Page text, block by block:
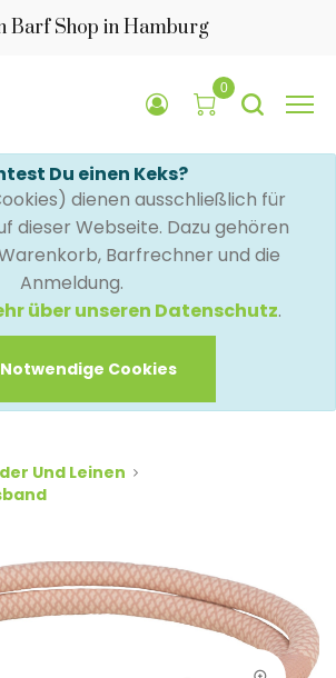
Barf Shop in Hamburg
0
Du einen Keks?
dienen ausschließlich für
dieser Webseite. Dazu gehören
Barfrechner und die
Anmeldung.
über unseren Datenschutz.
Cookies
Und Leinen